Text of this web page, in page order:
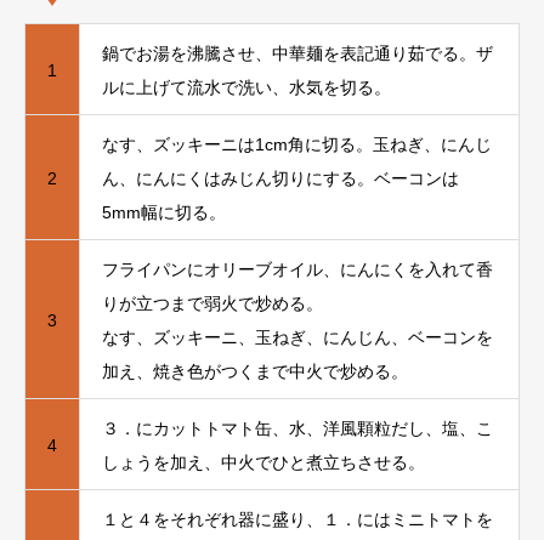
1
鍋でお湯を沸騰させ、中華麺を表記通り茹でる。ザ
ルに上げて流水で洗い、水気を切る。
2
なす、ズッキーニは1cm角に切る。玉ねぎ、にんじ
ん、にんにくはみじん切りにする。ベーコンは
5mm幅に切る。
3
フライパンにオリーブオイル、にんにくを入れて香
りが立つまで弱火で炒める。
なす、ズッキーニ、玉ねぎ、にんじん、ベーコンを
加え、焼き色がつくまで中火で炒める。
4
３．にカットトマト缶、水、洋風顆粒だし、塩、こ
しょうを加え、中火でひと煮立ちさせる。
１と４をそれぞれ器に盛り、１．にはミニトマトを